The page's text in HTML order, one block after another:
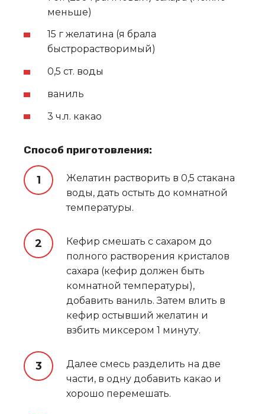
меньше)
15 г желатина (я брала
быстрорастворимый)
0,5 ст. воды
ваниль
3 ч.л. какао
Способ приготовления:
Желатин растворить в 0,5 стакана
воды, дать остыть до комнатной
температуры.
Кефир смешать с сахаром до
полного растворения кристалов
сахара (кефир должен быть
комнатной температуры),
добавить ваниль. Затем влить в
кефир остывший желатин и
взбить миксером 1 минуту.
Далее смесь разделить на две
части, в одну добавить какао и
хорошо перемешать.